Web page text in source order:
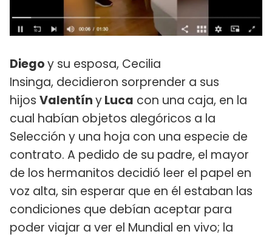
Diegoy su esposa, Cecilia
Insinga, decidieron sorprender a sus
hijos ValentínyLuca con una caja, en la
cual habían objetos alegóricos a la
Selección y una hoja con una especie de
contrato. A pedido de su padre, el mayor
de los hermanitos decidió leer el papel en
voz alta, sin esperar que en él estaban las
condiciones que debían aceptar para
poder viajar a ver el Mundial en vivo; la